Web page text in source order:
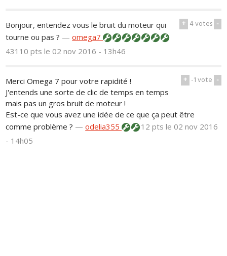
+ 4votes -
Bonjour, entendez vous le bruit du moteur qui
tourne ou pas ? —omega7
43110 ptsle 02 nov 2016 - 13h46
+ -1vote -
Merci Omega 7 pour votre rapidité !
J'entends une sorte de clic de temps en temps
mais pas un gros bruit de moteur !
Est-ce que vous avez une idée de ce que ça peut être
comme problème ? —odelia355 12 ptsle 02 nov 2016
- 14h05